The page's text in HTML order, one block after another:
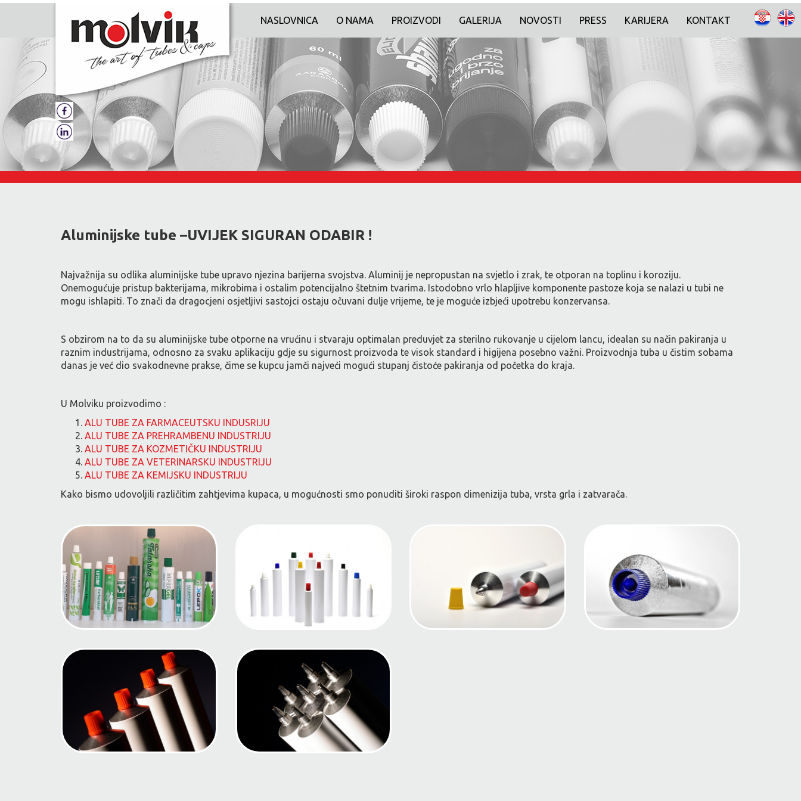
NASLOVNICA O NAMA PROIZVODI GALERIJA NOVOSTI PRESS KARIJERA KONTAKT
Aluminijske tube –UVIJEK SIGURAN ODABIR !
Najvažnija su odlika aluminijske tube upravo njezina barijerna svojstva. Aluminij je nepropustan na svjetlo i zrak, te otporan na toplinu i koroziju.
Onemogućuje pristup bakterijama, mikrobima i ostalim potencijalno štetnim tvarima. Istodobno vrlo hlapljive komponente pastoze koja se nalazi u tubi ne
mogu ishlapiti. To znači da dragocjeni osjetljivi sastojci ostaju očuvani dulje vrijeme, te je moguće izbjeći upotrebu konzervansa.
S obzirom na to da su aluminijske tube otporne na vrućinu i stvaraju optimalan preduvjet za sterilno rukovanje u cijelom lancu, idealan su način pakiranja u
raznim industrijama, odnosno za svaku aplikaciju gdje su sigurnost proizvoda te visok standard i higijena posebno važni. Proizvodnja tuba u čistim sobama
danas je već dio svakodnevne prakse, čime se kupcu jamči najveći mogući stupanj čistoće pakiranja od početka do kraja.
U Molviku proizvodimo :
ALU TUBE ZA FARMACEUTSKU INDUSRIJU
ALU TUBE ZA PREHRAMBENU INDUSTRIJU
ALU TUBE ZA KOZMETIČKU INDUSTRIJU
ALU TUBE ZA VETERINARSKU INDUSTRIJU
ALU TUBE ZA KEMIJSKU INDUSTRIJU
Kako bismo udovoljili različitim zahtjevima kupaca, u mogućnosti smo ponuditi široki raspon dimenizija tuba, vrsta grla i zatvarača.